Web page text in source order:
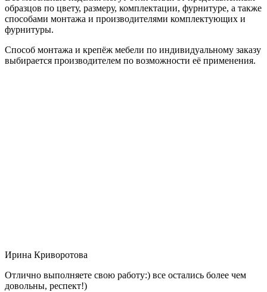
образцов по цвету, размеру, комплектации, фурнитуре, а также
способами монтажа и производителями комплектующих и
фурнитуры.
Способ монтажа и крепёж мебели по индивидуальному заказу
выбирается производителем по возможности её применения.
Ирина Криворотова
Отлично выполняете свою работу:) все остались более чем
довольны, респект!)